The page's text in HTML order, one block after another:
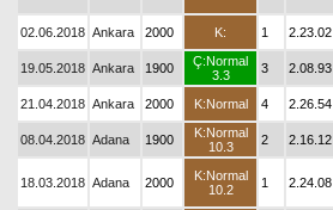
02.06.2018 Ankara 2000 K: 1 2.23.02
19.05.2018 Ankara 1900
Ç:Normal
3.3
3 2.08.93
21.04.2018 Ankara 2000 K:Normal 4 2.26.54
08.04.2018 Adana 1900
K:Normal
10.3
2 2.16.12
18.03.2018 Adana 2000
K:Normal
10.2
1 2.24.08